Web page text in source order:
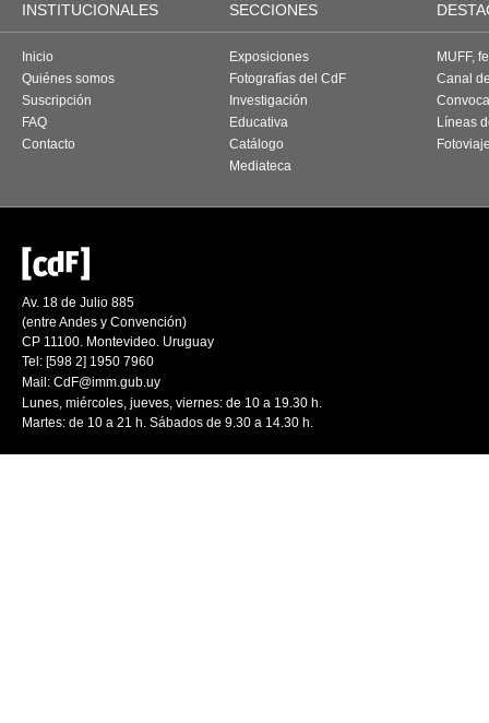
INSTITUCIONALES SECCIONES
Inicio
Quiénes somos
Suscripción
FAQ
Contacto
Exposiciones
Fotografías del CdF
Investigación
Educativa
Catálogo
Mediateca
MUFF,
Canal
Líneas
Av. 18 de Julio 885
(entre Andes y Convención)
CP 11100. Montevideo. Uruguay
Tel: [598 2] 1950 7960
Mail: CdF@imm.gub.uy
Lunes, miércoles, jueves, viernes: de 10 a 19.30 h.
Martes: de 10 a 21 h. Sábados de 9.30 a 14.30 h.